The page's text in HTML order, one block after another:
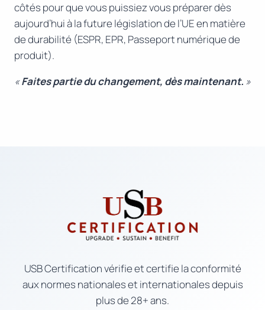
côtés pour que vous puissiez vous préparer dès
aujourd’hui à la future législation de l’UE en matière
de durabilité (ESPR, EPR, Passeport numérique de
produit).
«Faites partie du changement, dès maintenant. »
USB Certification vérifie et certifie la conformité
aux normes nationales et internationales depuis
plus de 28+ ans.